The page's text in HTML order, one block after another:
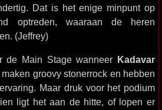
Dat is het enige minpunt op
optreden, waaraan de heren
(Jeffrey)
de Main Stage wanneer
Kadavar
groovy stonerrock en hebben
Maar druk voor het podium
ligt het aan de hitte, of lopen er